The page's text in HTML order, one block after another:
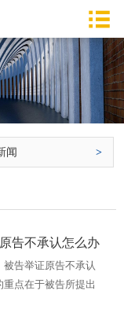
闻
告不承认怎么办
告举证原告不承认
点在于被告所提出
遵循合法性的原